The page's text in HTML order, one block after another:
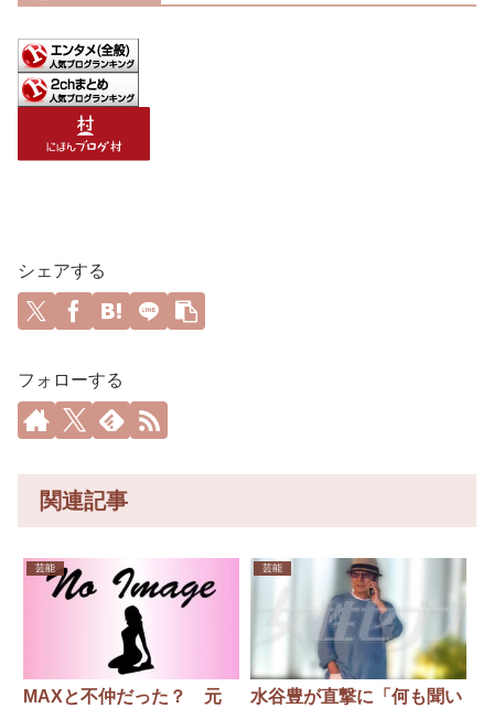
シェアする
フォローする
関連記事
芸能
MAXと不仲だった？ 元
芸能
水谷豊が直撃に「何も聞い